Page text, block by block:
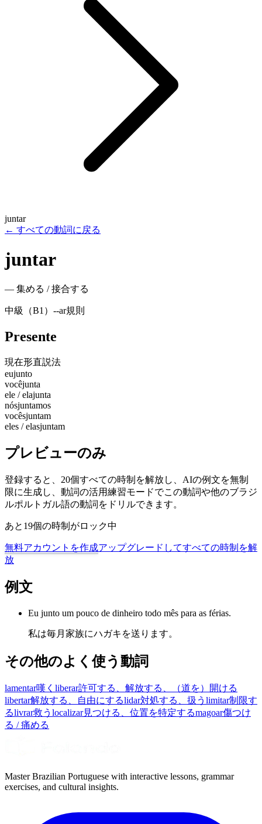
juntar
← すべての動詞に戻る
juntar
— 集める / 接合する
中級（B1） --ar規則
Presente
現在形直説法
eujunto
vocêjunta
ele / elajunta
nósjuntamos
vocêsjuntam
eles / elasjuntam
プレビューのみ
登録すると、20個すべての時制を解放し、AIの例文を無制
限に生成し、動詞の活用練習モードでこの動詞や他のブラジ
ルポルトガル語の動詞をドリルできます。
あと19個の時制がロック中
無料アカウントを作成アップグレードしてすべての時制を解
放
例文
Eu junto um pouco de dinheiro todo mês para as férias.
私は毎月家族にハガキを送ります。
その他のよく使う動詞
lamentar嘆く liberar許可する、解放する、（道を）開ける
libertar解放する、自由にするlidar対処する、扱う limitar制限す
るlivrar救う localizar見つける、位置を特定するmagoar傷つけ
る / 痛める
Master Brazilian Portuguese with interactive lessons, grammar
exercises, and cultural insights.